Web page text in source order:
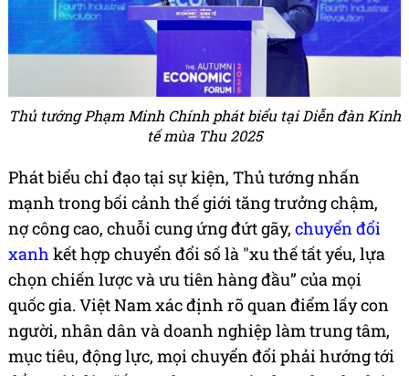
Thủ tướng Phạm Minh Chính phát biểu tại Diễn đàn Kinh
tế mùa Thu 2025
Phát biểu chỉ đạo tại sự kiện, Thủ tướng nhấn
mạnh trong bối cảnh thế giới tăng trưởng chậm,
nợ công cao, chuỗi cung ứng đứt gãy, chuyển đổi
xanh kết hợp chuyển đổi số là "xu thế tất yếu, lựa
chọn chiến lược và ưu tiên hàng đầu” của mọi
quốc gia. Việt Nam xác định rõ quan điểm lấy con
người, nhân dân và doanh nghiệp làm trung tâm,
mục tiêu, động lực, mọi chuyển đổi phải hướng tới